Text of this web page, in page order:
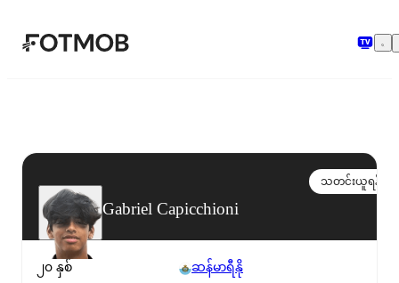
အဓိကအကြောင်းအရာသို့ ကျော်သွားရန်
Gabriel Capicchioni
သတင်းယူရန်
၂၀ နှစ် ဆန်မာရီနို